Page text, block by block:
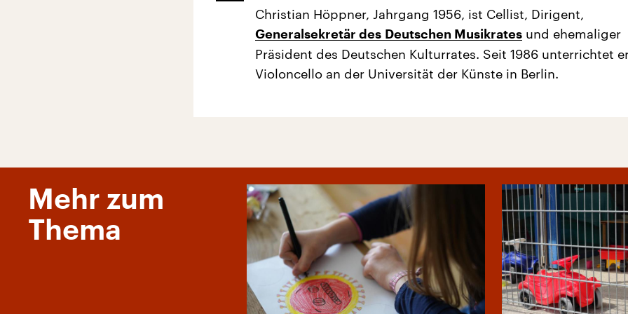
Christian Höppner, Jahrgang 1956, ist Cellist, Dirigent,
Generalsekretär des Deutschen Musikrates und ehemaliger
Präsident des Deutschen Kulturrates. Seit 1986 unterrichtet
Violoncello an der Universität der Künste in Berlin.
Mehr zum
Thema